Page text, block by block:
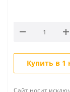
Купить в 1
Сайт носит